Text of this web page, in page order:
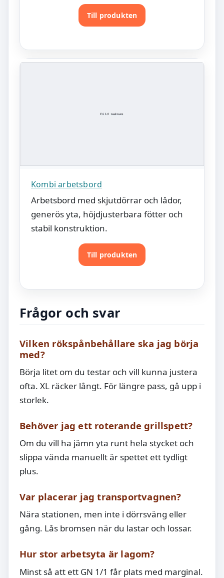
Till produkten
Kombi arbetsbord
Arbetsbord med skjutdörrar och lådor,
generös yta, höjdjusterbara fötter och
stabil konstruktion.
Till produkten
Frågor och svar
Vilken rökspånbehållare ska jag börja
med?
Börja litet om du testar och vill kunna justera
ofta. XL räcker långt. För längre pass, gå upp i
storlek.
Behöver jag ett roterande grillspett?
Om du vill ha jämn yta runt hela stycket och
slippa vända manuellt är spettet ett tydligt
plus.
Var placerar jag transportvagnen?
Nära stationen, men inte i dörrsväng eller
gång. Lås bromsen när du lastar och lossar.
Hur stor arbetsyta är lagom?
Minst så att ett GN 1/1 får plats med marginal.